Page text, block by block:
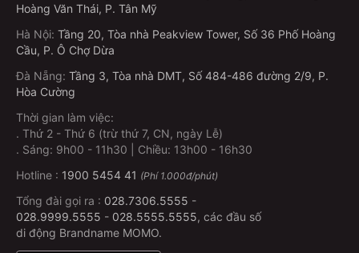
Hoàng Văn Thái, P. Tân Mỹ
Hà Nội: Tầng 20, Tòa nhà Peakview Tower, Số 36 Phố Hoàng
Cầu, P. Ô Chợ Dừa
Đà Nẵng: Tầng 3, Tòa nhà DMT, Số 484-486 đường 2/9, P.
Hòa Cường
Thời gian làm việc:
. Thứ 2 - Thứ 6 (trừ thứ 7, CN, ngày Lễ)
. Sáng: 9h00 - 11h30 | Chiều: 13h00 - 16h30
Hotline : 1900 5454 41 (Phí 1.000đ/phút)
Tổng đài gọi ra : 028.7306.5555 -
028.9999.5555 - 028.5555.5555, các đầu số
di động Brandname MOMO.